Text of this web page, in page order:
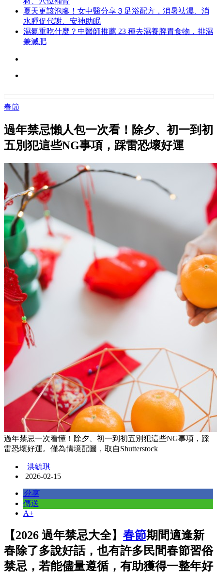
夏天更該泡腳！女中醫分享３足浴配方，消暑祛濕、消
水腫促代謝、安神助眠
濕氣重吃什麼？中醫師推薦 23 種去濕養脾胃食物，排濕
兼減肥
春節
過年禁忌懶人包一次看！除夕、初一到初
五別犯這些NG事項，踩雷恐壞好運
過年禁忌一次看懂！除夕、初一到初五別犯這些NG事項，踩
雷恐壞好運。僅為情境配圖，取自Shutterstock
洪毓琪
2026-02-15
分享
傳送
A+
【2026 過年禁忌大全】 春節期間適逢新
春除了多說好話，也有許多民間春節習俗
禁忌，若能儘量遵循，有助獲得一整年好